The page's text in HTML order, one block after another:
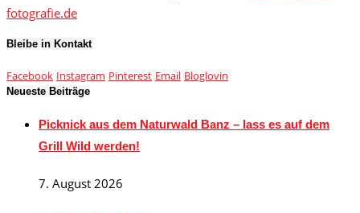
fotografie.de
Bleibe in Kontakt
Facebook Instagram Pinterest Email Bloglovin
Neueste Beiträge
Picknick aus dem Naturwald Banz – lass es auf dem
Grill Wild werden!
7. August 2026